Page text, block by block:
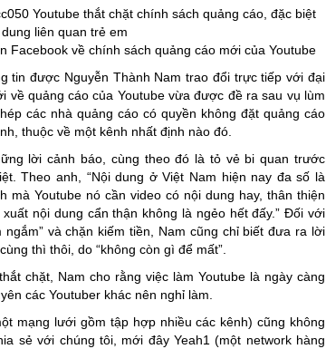
Facebook về chính sách quảng cáo mới của Youtube
tin được Nguyễn Thành Nam trao đổi trực tiếp với đại
về quảng cáo của Youtube vừa được đề ra sau vụ lùm
các nhà quảng cáo có quyền không đặt quảng cáo
thuộc về một kênh nhất định nào đó.
lời cảnh báo, cùng theo đó là tỏ vẻ bi quan trước
Theo anh, “Nội dung ở Việt Nam hiện nay đa số là
mà Youtube nó cần video có nội dung hay, thân thiện
nội dung cẩn thận không là ngẻo hết đấy.”Đối với
ngắm” và chặn kiếm tiền, Nam cũng chỉ biết đưa ra lời
thì thôi, do “không còn gì để mất”.
chặt, Nam cho rằng việc làm Youtube là ngày càng
các Youtuber khác nên nghỉ làm.
mạng lưới gồm tập hợp nhiều các kênh) cũng không
sẻ với chúng tôi, mới đây Yeah1 (một network hàng